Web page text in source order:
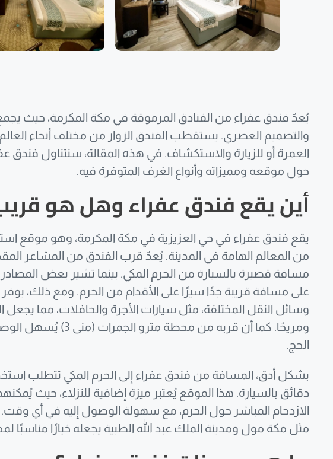
يُعدّ فندق عفراء من الفنادق المرموقة في مكة المكرمة، حيث يجمع
والتصميم العصري. يستقطب الفندق الزوار من مختلف أنحاء
العمرة أو للزيارة والاستكشاف. في هذه المقالة، سنتناول فندق
حول موقعه ومميزاته وأنواع الغرف المتوفرة فيه.
أين يقع فندق عفراء وهل هو
يقع فندق عفراء في حي العزيزية في مكة المكرمة، وهو موقع
من المعالم الهامة في المدينة. يُعدّ قرب الفندق من المشاعر
مسافة قصيرة بالسيارة من الحرم المكي. بينما تشير بعض
على مسافة قريبة جدًا سيرًا على الأقدام من الحرم. ومع ذلك،
وسائل النقل المختلفة، مثل سيارات الأجرة والحافلات، مما يجعل
ومريحًا. كما أن قربه من
الحج.
دقائق بالسيارة. هذا الموقع يُعتبر ميزة إضافية للنزلاء، حيث
الازدحام المباشر حول الحرم، مع سهولة الوصول إليه في أي
مثل مكة مول ومدينة الملك عبد الله الطبية يجعله خيارًا مناسبًا